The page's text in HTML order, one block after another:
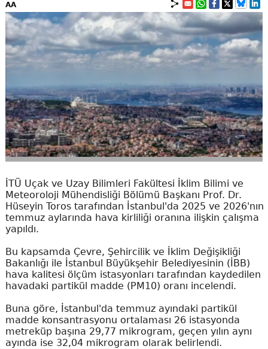
AA
İTÜ Uçak ve Uzay Bilimleri Fakültesi İklim Bilimi ve
Meteoroloji Mühendisliği Bölümü Başkanı Prof. Dr.
Hüseyin Toros tarafından İstanbul'da 2025 ve 2026'nın
temmuz aylarında hava kirliliği oranına ilişkin çalışma
yapıldı.
Bu kapsamda Çevre, Şehircilik ve İklim Değişikliği
Bakanlığı ile İstanbul Büyükşehir Belediyesinin (İBB)
hava kalitesi ölçüm istasyonları tarafından kaydedilen
havadaki partikül madde (PM10) oranı incelendi.
Buna göre, İstanbul'da temmuz ayındaki partikül
madde konsantrasyonu ortalaması 26 istasyonda
metreküp başına 29,77 mikrogram, geçen yılın aynı
ayında ise 32,04 mikrogram olarak belirlendi.